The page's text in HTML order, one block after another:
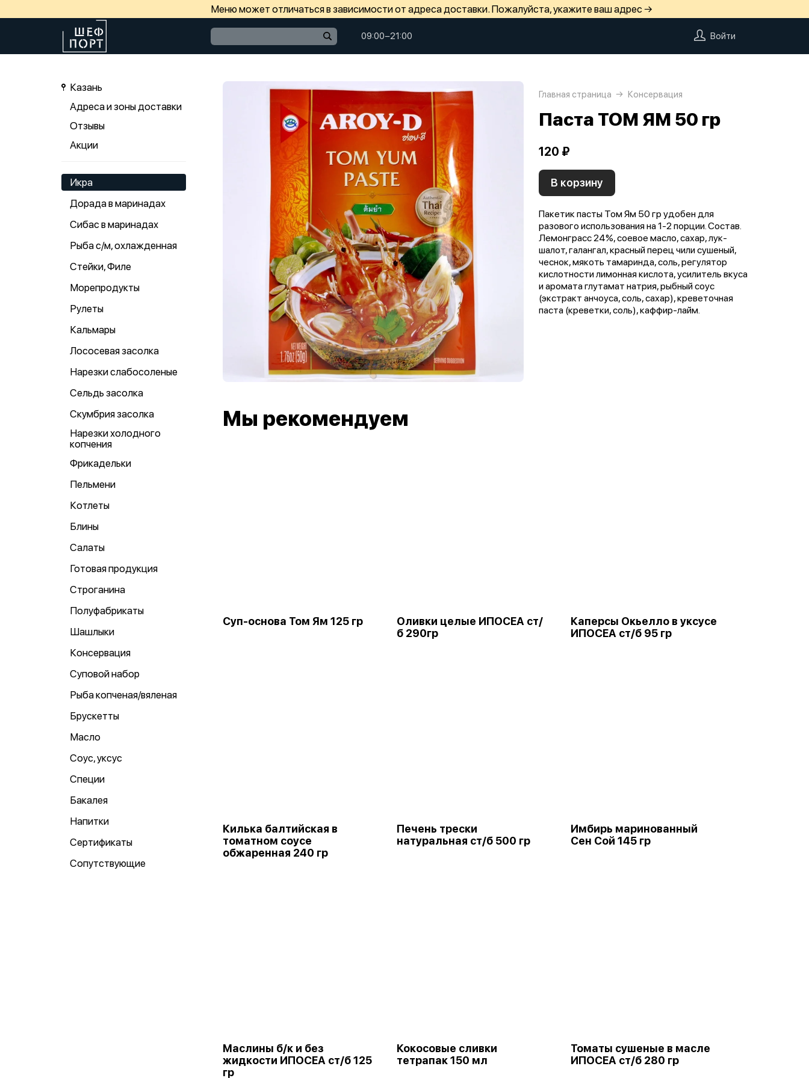
Меню может отличаться в зависимости от адреса доставки. Пожалуйста, укажите ваш адрес →
09:00−21:00 Войти
Казань
Адреса и зоны доставки
Отзывы
Акции
Икра
Дорада в маринадах
Сибас в маринадах
Рыба с/м, охлажденная
Стейки, Филе
Морепродукты
Рулеты
Кальмары
Лососевая засолка
Нарезки слабосоленые
Сельдь засолка
Скумбрия засолка
Нарезки холодного
копчения
Фрикадельки
Пельмени
Котлеты
Блины
Салаты
Готовая продукция
Строганина
Полуфабрикаты
Шашлыки
Консервация
Суповой набор
Рыба копченая/вяленая
Брускетты
Масло
Соус, уксус
Специи
Бакалея
Напитки
Сертификаты
Сопутствующие
Главная страница Консервация
Паста ТОМ ЯМ 50 гр
120 ₽
В корзину
Пакетик пасты Том Ям 50 гр удобен для
разового использования на 1-2 порции. Состав.
Лемонграсс 24%, соевое масло, сахар, лук-
шалот, галангал, красный перец чили сушеный,
чеснок, мякоть тамаринда, соль, регулятор
кислотности лимонная кислота, усилитель вкуса
и аромата глутамат натрия, рыбный соус
(экстракт анчоуса, соль, сахар), креветочная
паста (креветки, соль), каффир-лайм.
Мы рекомендуем
Суп-основа Том Ям 125 гр
Оливки целые ИПОСЕА ст/
б 290гр
Каперсы Окьелло в уксусе
ИПОСЕА ст/б 95 гр
Килька балтийская в
томатном соусе
обжаренная 240 гр
Печень трески
натуральная ст/б 500 гр
Имбирь маринованный
Сен Сой 145 гр
Маслины б/к и без
жидкости ИПОСЕА ст/б 125
гр
Кокосовые сливки
тетрапак 150 мл
Томаты сушеные в масле
ИПОСЕА ст/б 280 гр